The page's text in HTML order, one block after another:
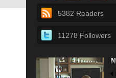
5382 Readers
11278 Followers